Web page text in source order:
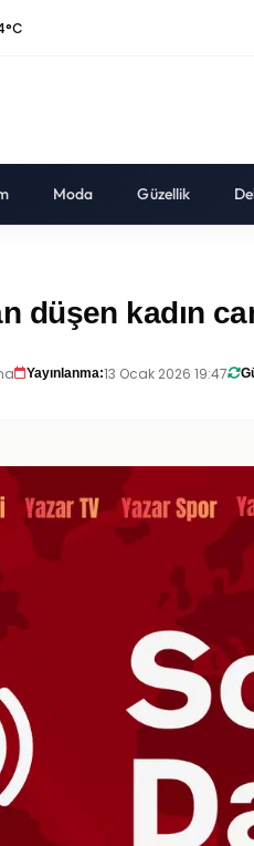
Moda Güzellik
düşen kadın
Yayınlanma:13 Ocak 2026 19:47